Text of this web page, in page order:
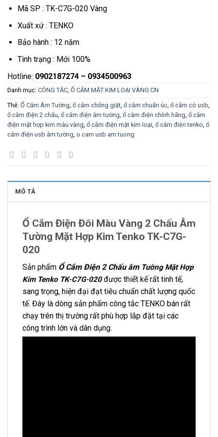
Mã SP : TK-C7G-020 Vàng
Xuất xứ : TENKO
Bảo hành : 12 năm
Tình trạng : Mới 100%
Hotline: 0902187274 – 0934500963
Danh mục: CÔNG TẮC, Ổ CẮM MẶT KIM LOẠI VÀNG CN
Thẻ: Ổ Cắm Âm Tường ổ cắm chống giật ổ cắm chuẩn úc ổ cắm có usb
ổ cắm điện 2 chấu ổ cắm điện âm tường ổ cắm điện chính hãng ổ cắm
điện mặt hợp kim màu vàng ổ cắm điện mặt kim loại ổ cắm điện tenko ổ
cắm điện usb âm tường o cam usb am tuong
MÔ TẢ
Ổ Cắm Điện Đôi Màu Vàng 2 Chấu Âm
Tường Mặt Hợp Kim Tenko TK-C7G-
020
Sản phẩm Ổ Cắm Điện 2 Chấu âm Tường Mặt Hợp
Kim Tenko TK-C7G-020được thiết kế rất tinh tế,
sang trọng, hiện đại đạt tiêu chuẩn chất lượng quốc
tế. Đây là dòng sản phẩm công tắc TENKO bán rất
chạy trên thị trường rất phù hợp lắp đặt tại các
công trình lớn và dân dụng.